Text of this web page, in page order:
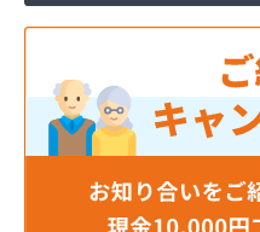
ジェイエイ・トービス
ダイイチガスコム株式
チリウヒーターサービス
ツバメガス株式会社新
ニイミガス株式会社
ニイミ産業株式会社
ニイミ産業株式会社